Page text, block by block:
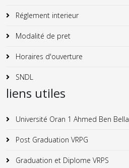
Réglement interieur
Modalité de pret
Horaires d'ouverture
SNDL
liens utiles
Université Oran 1 Ahmed Ben Bella
Post Graduation VRPG
Graduation et Diplome VRPS